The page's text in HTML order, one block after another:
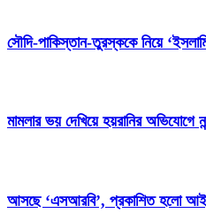
সৌদি-পাকিস্তান-তুরস্ককে নিয়ে
মামলার ভয় দেখিয়ে হয়রানির অভিযোগে
আসছে ‘এসআরবি’, প্রকাশিত হলো